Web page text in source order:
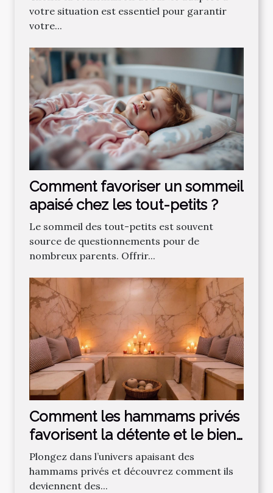
votre situation est essentiel pour garantir
votre...
Comment favoriser un sommeil
apaisé chez les tout-petits ?
Le sommeil des tout-petits est souvent
source de questionnements pour de
nombreux parents. Offrir...
Comment les hammams privés
favorisent la détente et le bien-
être ?
Plongez dans l’univers apaisant des
hammams privés et découvrez comment ils
deviennent des...